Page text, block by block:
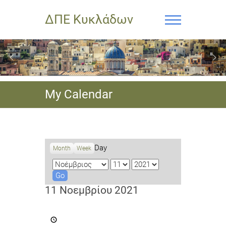
ΔΠΕ Κυκλάδων
My Calendar
Month Week Day
M
o
n
D
y
Y
a
11 Νοεμβρίου 2021
στο